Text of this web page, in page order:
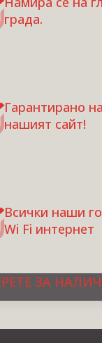
града.
Гарантирано
нашият сайт!
Всички наши
Wi Fi интернет
ЗА